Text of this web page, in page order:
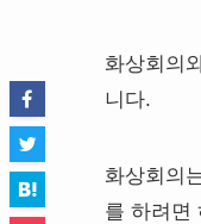
화상회의
니다.
화상회의
를 하려면